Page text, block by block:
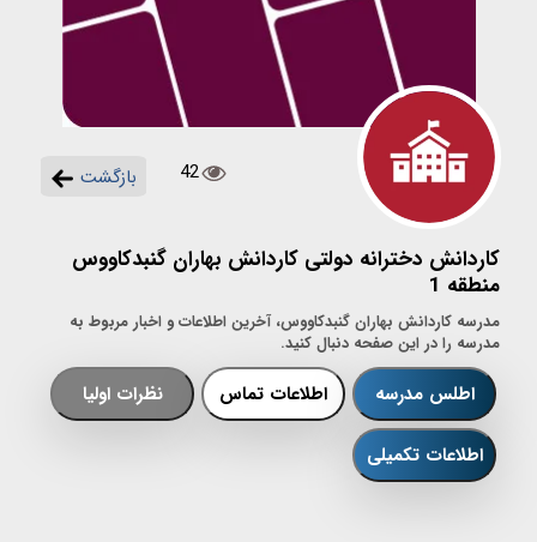
بازگشت 42
کاردانش دخترانه دولتی کاردانش بهاران گنبدکاووس
منطقه 1
مدرسه کاردانش بهاران گنبدکاووس، آخرین اطلاعات و اخبار مربوط به
مدرسه را در این صفحه دنبال کنید.
اطلس مدرسه اطلاعات تماس نظرات اولیا
اطلاعات تکمیلی